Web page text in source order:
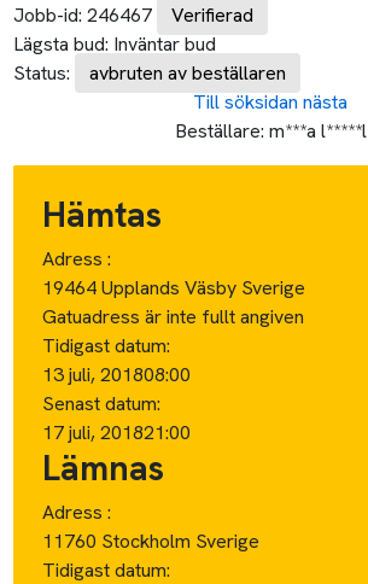
Jobb-id: 246467
Verifierad
Lägsta bud: Inväntar bud
Status:
avbruten av beställaren
Till söksidan nästa
Beställare: m***a l*****l
Hämtas
Adress :
19464 Upplands Väsby Sverige
Gatuadress är inte fullt angiven
Tidigast datum:
13 juli, 201808:00
Senast datum:
17 juli, 201821:00
Lämnas
Adress :
11760 Stockholm Sverige
Tidigast datum: